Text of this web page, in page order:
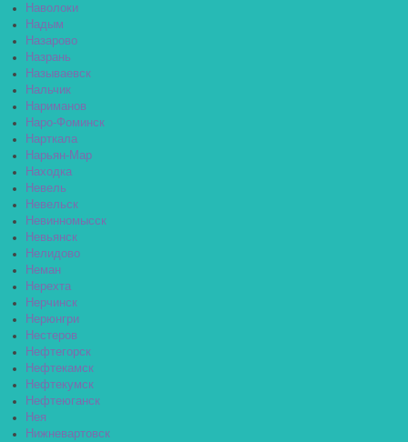
Наволоки
Надым
Назарово
Назрань
Называевск
Нальчик
Нариманов
Наро-Фоминск
Нарткала
Нарьян-Мар
Находка
Невель
Невельск
Невинномысск
Невьянск
Нелидово
Неман
Нерехта
Нерчинск
Нерюнгри
Нестеров
Нефтегорск
Нефтекамск
Нефтекумск
Нефтеюганск
Нея
Нижневартовск